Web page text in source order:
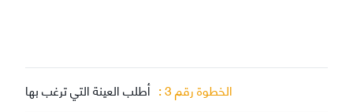
الخطوة رقم 3 : أطلب العينة التي ترغب بها